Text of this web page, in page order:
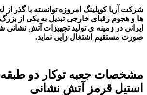
شرکت آریا کوپلینگ امروزه توانسته با گذر
ها و هجوم رقبای خارجی تبدیل به یکی از
ایرانی در زمینه ی تولید تجهیزات آتش نشانی
صورت مستقیم اشتغال زایی نماید.
مشخصات جعبه توکار دو طبقه
استیل قرمز آتش نشانی